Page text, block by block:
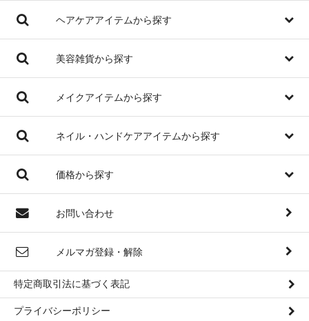
ヘアケアアイテムから探す
美容雑貨から探す
メイクアイテムから探す
ネイル・ハンドケアアイテムから探す
価格から探す
お問い合わせ
メルマガ登録・解除
特定商取引法に基づく表記
プライバシーポリシー